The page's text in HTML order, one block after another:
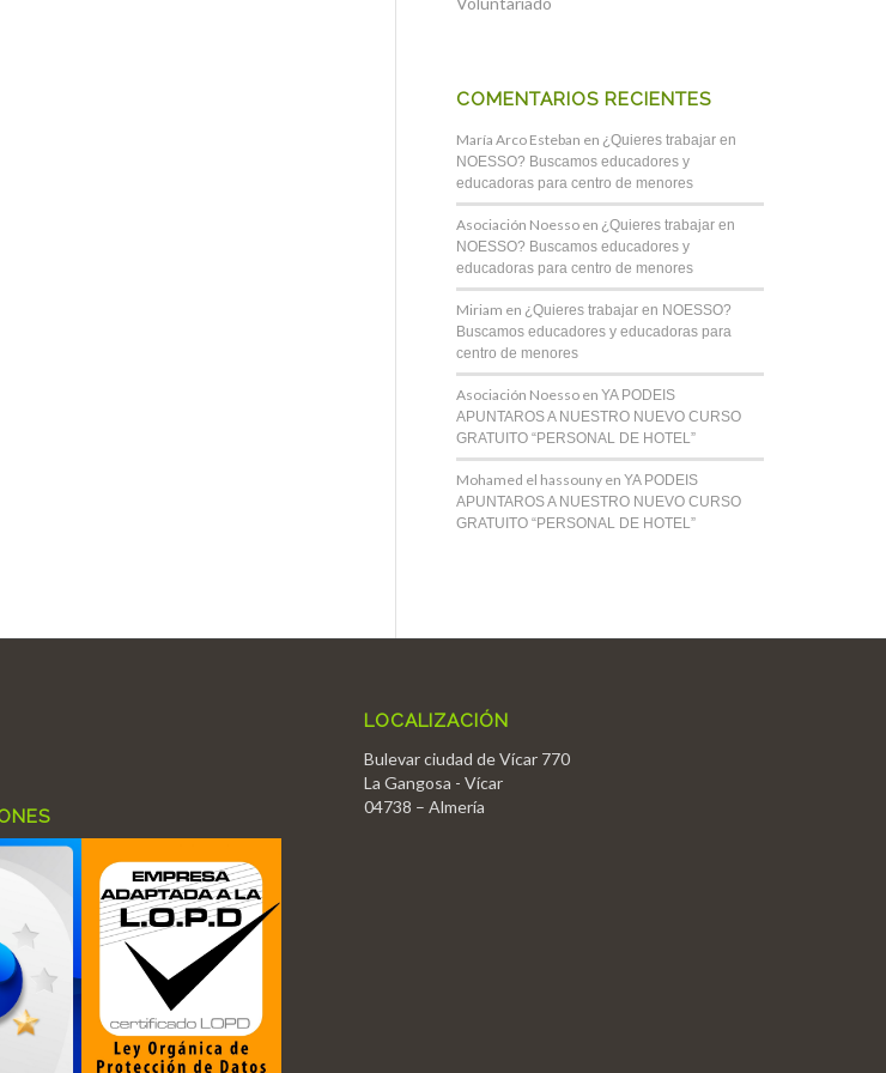
COMENTARIOS RECIENTES
María Arco Esteban en ¿Quieres trabajar en
NOESSO? Buscamos educadores y
educadoras para centro de menores
Asociación Noesso en ¿Quieres trabajar en
NOESSO? Buscamos educadores y
educadoras para centro de menores
Miriam en ¿Quieres trabajar en NOESSO?
Buscamos educadores y educadoras para
centro de menores
Asociación Noesso enYA PODEIS
APUNTAROS A NUESTRO NUEVO CURSO
GRATUITO “PERSONAL DE HOTEL”
Mohamed el hassouny enYA PODEIS
APUNTAROS A NUESTRO NUEVO CURSO
GRATUITO “PERSONAL DE HOTEL”
LOCALIZACIÓN
Bulevar ciudad de Vícar 770
La Gangosa - Vícar
04738 – Almería